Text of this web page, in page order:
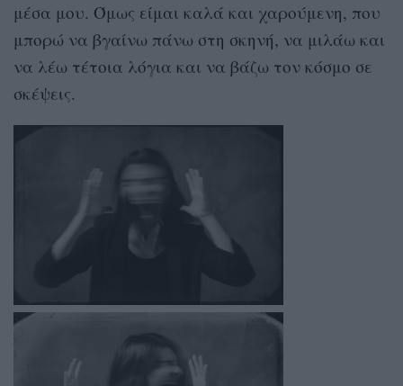
μέσα μου. Όμως είμαι καλά και χαρούμενη, που
μπορώ να βγαίνω πάνω στη σκηνή, να μιλάω και
να λέω τέτοια λόγια και να βάζω τον κόσμο σε
σκέψεις.